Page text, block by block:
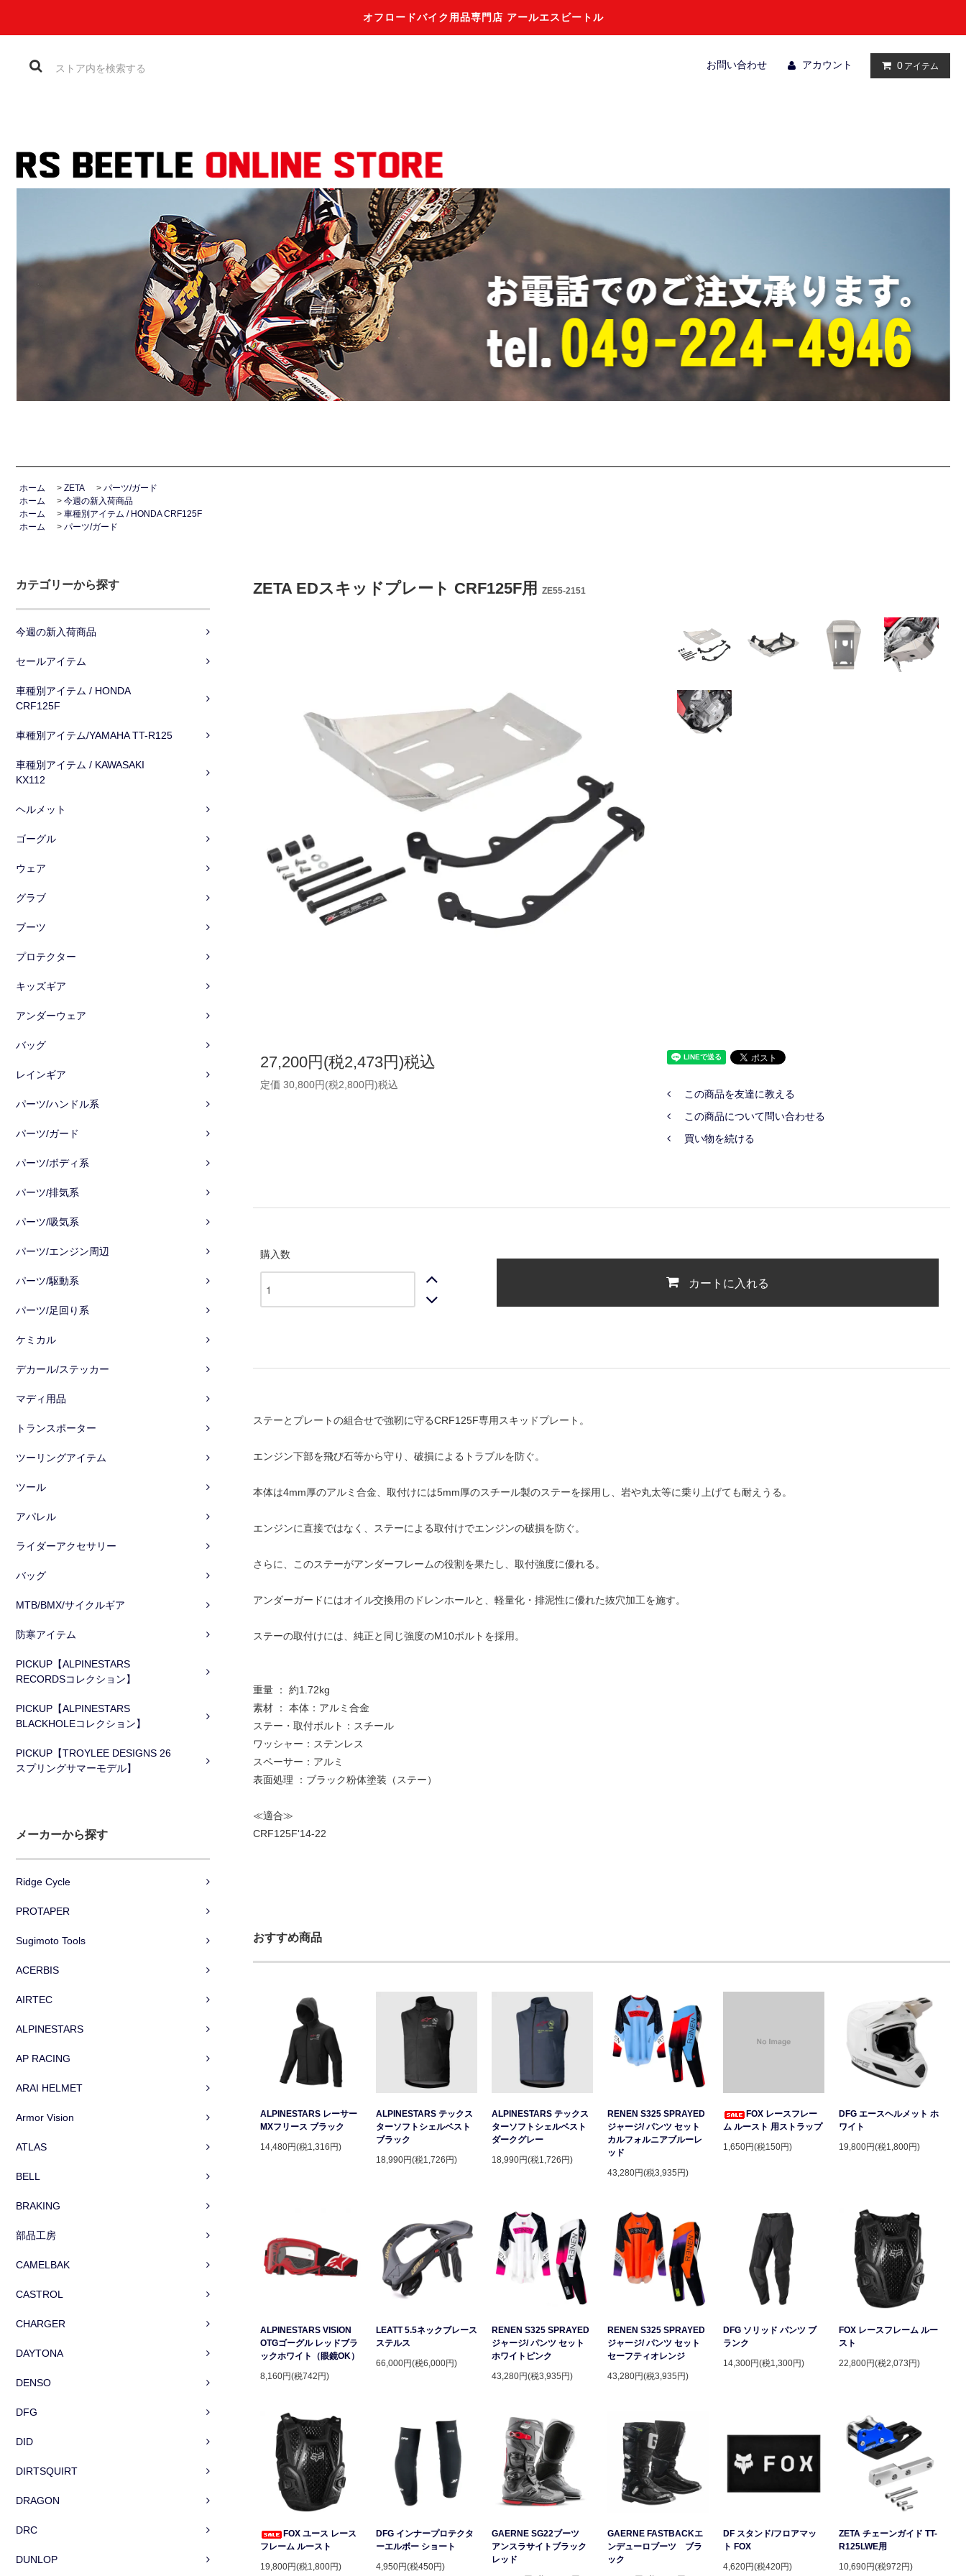
オフロードバイク用品専門店 アールエスビートル
お問い合わせ アカウント 0 アイテム
ホーム > ZETA > パーツ/ガード
ホーム
> 今週の新入荷商品
ホーム
> 車種別アイテム / HONDA CRF125F
ホーム
> パーツ/ガード
カテゴリーから探す
今週の新入荷商品
セールアイテム
車種別アイテム / HONDA
CRF125F
車種別アイテム/YAMAHA TT-R125
車種別アイテム / KAWASAKI
KX112
ヘルメット
ゴーグル
ウェア
グラブ
ブーツ
プロテクター
キッズギア
アンダーウェア
バッグ
レインギア
パーツ/ハンドル系
パーツ/ガード
パーツ/ボディ系
パーツ/排気系
パーツ/吸気系
パーツ/エンジン周辺
パーツ/駆動系
パーツ/足回り系
ケミカル
デカール/ステッカー
マディ用品
トランスポーター
ツーリングアイテム
ツール
アパレル
ライダーアクセサリー
バッグ
MTB/BMX/サイクルギア
防寒アイテム
PICKUP【ALPINESTARS
RECORDSコレクション】
PICKUP【ALPINESTARS
BLACKHOLEコレクション】
PICKUP【TROYLEE DESIGNS 26
スプリングサマーモデル】
メーカーから探す
Ridge Cycle
PROTAPER
Sugimoto Tools
ACERBIS
AIRTEC
ALPINESTARS
AP RACING
ARAI HELMET
Armor Vision
ATLAS
BELL
BRAKING
部品工房
CAMELBAK
CASTROL
CHARGER
DAYTONA
DENSO
DFG
DID
DIRTSQUIRT
DRAGON
DRC
DUNLOP
ZETA EDスキッドプレート CRF125F用 ZE55-2151
27,200円(税2,473円)税込
定価 30,800円(税2,800円)税込
この商品を友達に教える
この商品について問い合わせる
買い物を続ける
購入数
カートに入れる
ステーとプレートの組合せで強靭に守るCRF125F専用スキッドプレート。
エンジン下部を飛び石等から守り、破損によるトラブルを防ぐ。
本体は4mm厚のアルミ合金、取付けには5mm厚のスチール製のステーを採用し、岩や丸太等に乗り上げても耐えうる。
エンジンに直接ではなく、ステーによる取付けでエンジンの破損を防ぐ。
さらに、このステーがアンダーフレームの役割を果たし、取付強度に優れる。
アンダーガードにはオイル交換用のドレンホールと、軽量化・排泥性に優れた抜穴加工を施す。
ステーの取付けには、純正と同じ強度のM10ボルトを採用。
重量 ： 約1.72kg
素材 ： 本体：アルミ合金
ステー・取付ボルト：スチール
ワッシャー：ステンレス
スペーサー：アルミ
表面処理 ：ブラック粉体塗装（ステー）
≪適合≫
CRF125F'14-22
おすすめ商品
ALPINESTARS レーサー
MXフリース ブラック
14,480円(税1,316円)
ALPINESTARS テックス
ターソフトシェルベスト
ブラック
18,990円(税1,726円)
ALPINESTARS テックス
ターソフトシェルベスト
ダークグレー
18,990円(税1,726円)
RENEN S325 SPRAYED
ジャージ/ パンツ セット
カルフォルニアブルーレ
ッド
43,280円(税3,935円)
FOX レースフレー
ム ルースト 用ストラップ
1,650円(税150円)
DFG エースヘルメット ホ
ワイト
19,800円(税1,800円)
ALPINESTARS VISION
OTGゴーグル レッドブラ
ックホワイト（眼鏡OK）
8,160円(税742円)
LEATT 5.5ネックブレース
ステルス
66,000円(税6,000円)
RENEN S325 SPRAYED
ジャージ/ パンツ セット
ホワイトピンク
43,280円(税3,935円)
RENEN S325 SPRAYED
ジャージ/ パンツ セット
セーフティオレンジ
43,280円(税3,935円)
DFG ソリッド パンツ ブ
ランク
14,300円(税1,300円)
FOX レースフレーム ルー
スト
22,800円(税2,073円)
FOX ユース レース
フレーム ルースト
19,800円(税1,800円)
DFG インナープロテクタ
ーエルボー ショート
4,950円(税450円)
GAERNE SG22ブーツ
アンスラサイトブラック
レッド
GAERNE FASTBACKエ
ンデューロブーツ ブラ
ック
DF スタンド/フロアマッ
ト FOX
4,620円(税420円)
ZETA チェーンガイド TT-
R125LWE用
10,690円(税972円)